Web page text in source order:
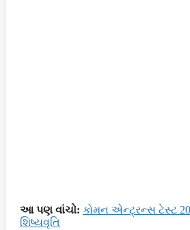
આ પણ વાંચો: કોમન એન્ટ્રન્સ ટેસ્ટ
શિષ્યવૃતિ